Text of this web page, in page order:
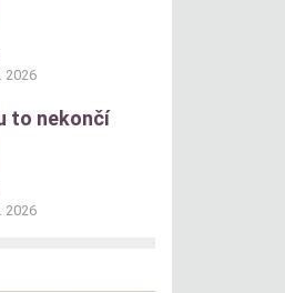
2026
to nekončí
2026